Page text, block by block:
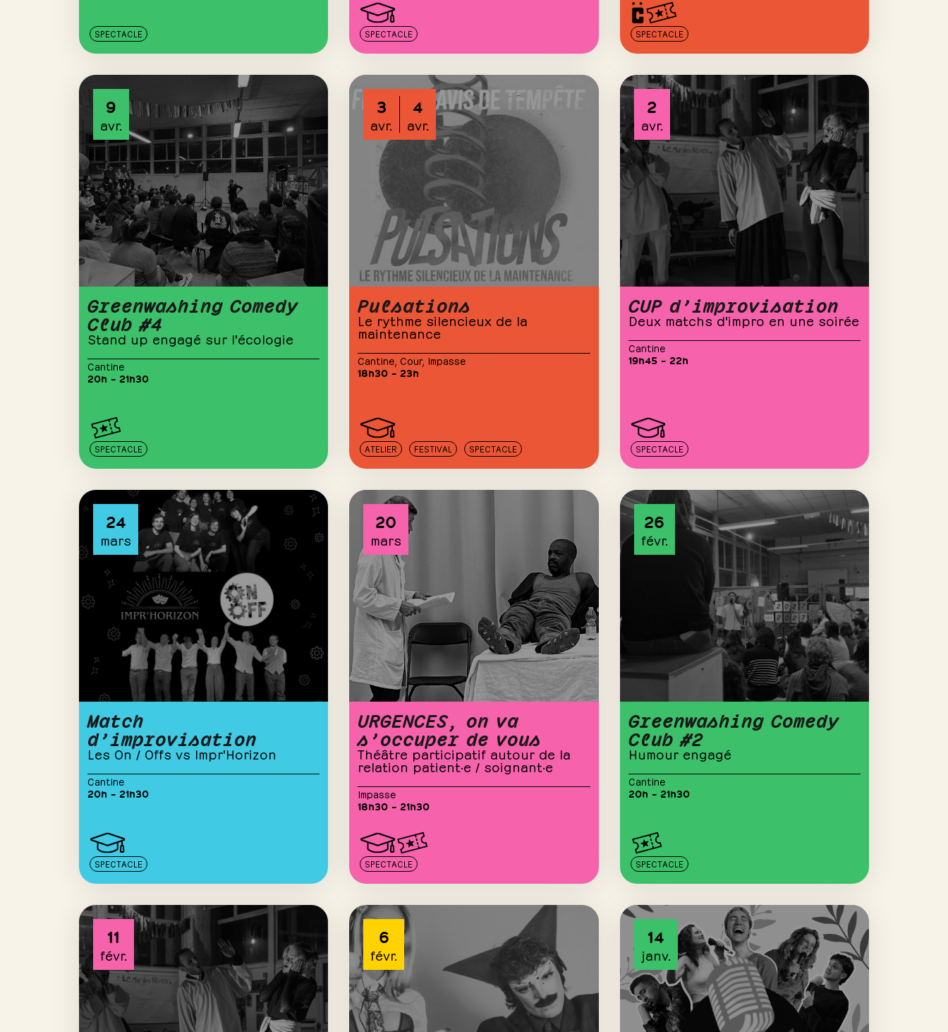
SPECTACLE SPECTACLE SPECTACLE
9
avr.
Greenwashing Comedy
Club #4
Stand up engagé sur l'écologie
Cantine
20h – 21h30
SPECTACLE
3
avr.
4
avr.
Pulsations
Le rythme silencieux de la
maintenance
Cantine ,Cour, Impasse
18h30 – 23h
ATELIER FESTIVAL SPECTACLE
2
avr.
CUP d’improvisation
Deux matchs d'impro en une soirée
Cantine
19h45 – 22h
SPECTACLE
24
mars
Match
d’improvisation
Les On / Offs vs Impr'Horizon
Cantine
20h – 21h30
SPECTACLE
20
mars
URGENCES, on va
s’occuper de vous
Théâtre participatif autour de la
relation patient·e / soignant·e
Impasse
18h30 – 21h30
SPECTACLE
26
févr.
Greenwashing Comedy
Club #2
Humour engagé
Cantine
20h – 21h30
SPECTACLE
11
févr.
6
févr.
14
janv.